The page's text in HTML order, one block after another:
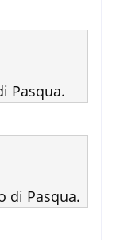
Pasqua.
di Pasqua.